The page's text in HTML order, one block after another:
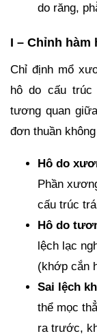
do răng,
I – Chỉnh
Chỉ định mổ
hô do cấu
tương quan
đơn thuần
Hô do
Phần
cấu trúc
Hô do
lệch lạc
(khớp cắn
Sai lệch
thể mọc
ra trước,